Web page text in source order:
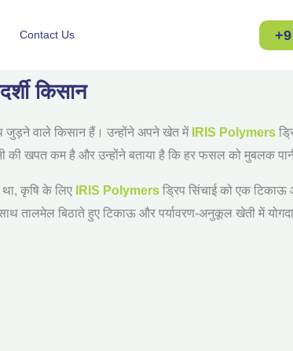
Contact Us
किसान
जुड़ने वाले किसान हैं। उन्होंने अपने खेत में IRIS Polymers
खपत कम है और उन्होंने बताया है कि हर फसल को मुबलक
, कृषि के लिए IRIS Polymers ड्रिप सिंचाई को एक टिकाऊ
तालमेल बिठाते हुए टिकाऊ और पर्यावरण-अनुकूल खेती में